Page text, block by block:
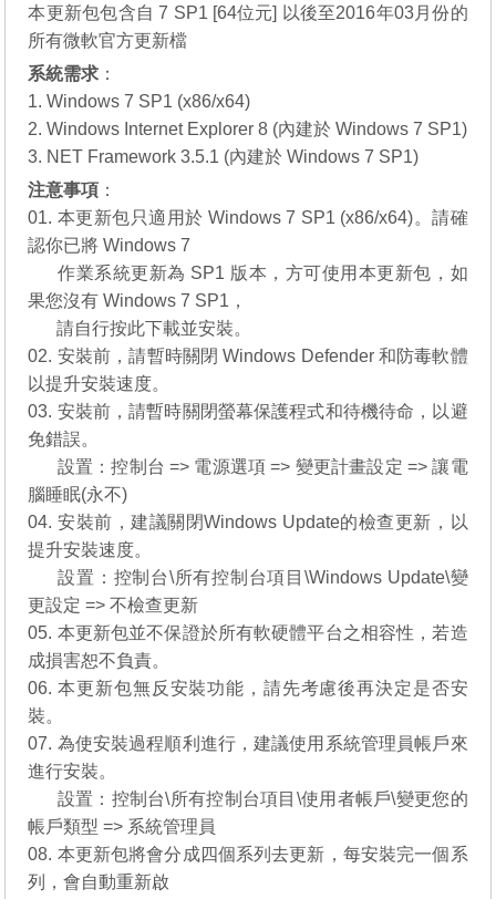
本更新包包含自 7 SP1 [64位元] 以後至2016年03月份的
所有微軟官方更新檔
系統需求 ：
1. Windows 7 SP1 (x86/x64)
2. Windows Internet Explorer 8 (內建於 Windows 7 SP1)
3. NET Framework 3.5.1 (內建於 Windows 7 SP1)
注意事項 ：
01. 本更新包只適用於 Windows 7 SP1 (x86/x64)。請確
認你已將 Windows 7
作業系統更新為 SP1 版本，方可使用本更新包，如
果您沒有Windows 7 SP1 ，
請自行按此下載並安裝。
02. 安裝前，請暫時關閉 Windows Defender 和防毒軟體
以提升安裝速度。
03. 安裝前，請暫時關閉螢幕保護程式和待機待命，以避
免錯誤。
設置：控制台 => 電源選項 => 變更計畫設定 => 讓電
腦睡眠(永不)
04. 安裝前，建議關閉Windows Update的檢查更新，以
提升安裝速度。
設置：控制台\所有控制台項目\Windows Update\變
更設定 => 不檢查更新
05. 本更新包並不保證於所有軟硬體平台之相容性，若造
成損害恕不負責。
06. 本更新包無反安裝功能，請先考慮後再決定是否安
裝。
07. 為使安裝過程順利進行，建議使用系統管理員帳戶來
進行安裝。
設置：控制台\所有控制台項目\使用者帳戶\變更您的
帳戶類型 => 系統管理員
08. 本更新包將會分成四個系列去更新，每安裝完一個系
列，會自動重新啟